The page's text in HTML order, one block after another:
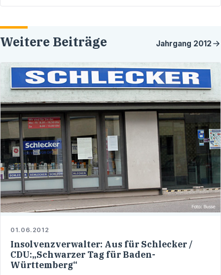
Weitere Beiträge Jahrgang 2012
01.06.2012
Insolvenzverwalter: Aus für Schlecker /
CDU:„Schwarzer Tag für Baden-
Württemberg“